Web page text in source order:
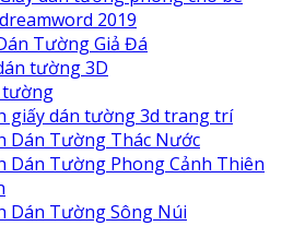
dreamword 2019
Tường Giả Đá
tường 3D
tường
giấy dán tường 3d trang trí
Dán Tường Thác Nước
Dán Tường Phong Cảnh Thiên
Dán Tường Sông Núi